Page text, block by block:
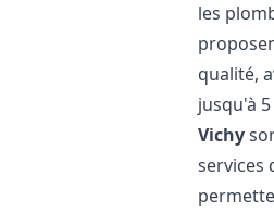
les
qualité,
jusqu'à
Vichy
services